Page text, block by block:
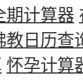
期计算器
教日历查
怀孕计算